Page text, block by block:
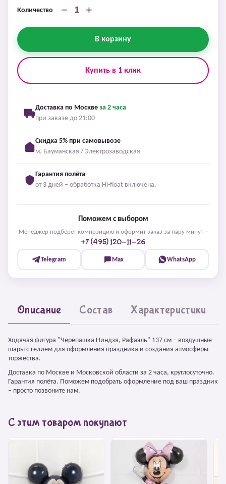
Количество − +
В корзину
Купить в 1 клик
Доставка по Москве за 2 часа
при заказе до 21:00
Скидка 5% при самовывозе
м. Бауманская / Электрозаводская
Гарантия полёта
от 3 дней – обработка Hi-float включена.
Поможем с выбором
Менеджер подберёт композицию и оформит заказ за пару минут –
+7 (495) 120-11-26
Telegram Max WhatsApp
Описание Состав Характеристики
Ходячая фигура "Черепашка Ниндзя, Рафаэль" 137 см – воздушные
шары с гелием для оформления праздника и создания атмосферы
торжества.
Доставка по Москве и Московской области за 2 часа, круглосуточно.
Гарантия полёта. Поможем подобрать оформление под ваш праздник
– просто позвоните нам.
С этим товаром покупают